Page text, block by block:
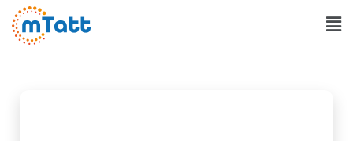
Aller
au
contenu